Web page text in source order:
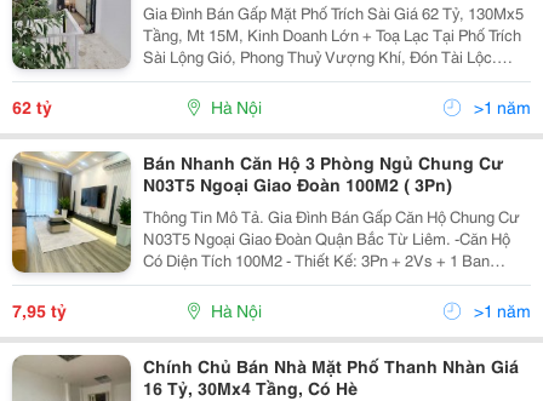
Gia Đình Bán Gấp Mặt Phố Trích Sài Giá 62 Tỷ, 130Mx5
Tầng, Mt 15M, Kinh Doanh Lớn + Toạ Lạc Tại Phố Trích
Sài Lộng Gió, Phong Thuỷ Vượng Khí, Đón Tài Lộc.
Diện Tích Xd 130Mx5 Tầng. Mặt Tiền Rộng 15M Cực
Hiếm. Hướng Tây Tứ Trạch Chiêu Tài Hút Lộc....
62 tỷ Hà Nội >1 năm
Bán Nhanh Căn Hộ 3 Phòng Ngủ Chung Cư
N03T5 Ngoại Giao Đoàn 100M2 ( 3Pn)
Thông Tin Mô Tả. Gia Đình Bán Gấp Căn Hộ Chung Cư
N03T5 Ngoại Giao Đoàn Quận Bắc Từ Liêm. -Căn Hộ
Có Diện Tích 100M2 - Thiết Kế: 3Pn + 2Vs + 1 Ban
Công. Các Phòng Nhiều Ánh Sáng. - Nhà Hướng Mát. -
Sổ Đỏ Chính Chủ. - Giá Mong Muốn: 7 Tỷ 950. +...
7,95 tỷ Hà Nội >1 năm
Chính Chủ Bán Nhà Mặt Phố Thanh Nhàn Giá
16 Tỷ, 30Mx4 Tầng, Có Hè